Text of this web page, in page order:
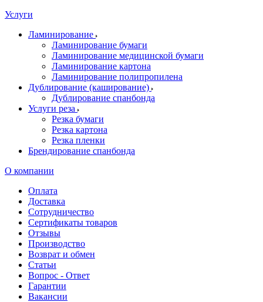
Услуги
Ламинирование
Ламинирование бумаги
Ламинирование медицинской бумаги
Ламинирование картона
Ламинирование полипропилена
Дублирование (каширование)
Дублирование спанбонда
Услуги реза
Резка бумаги
Резка картона
Резка пленки
Брендирование спанбонда
О компании
Оплата
Доставка
Сотрудничество
Сертификаты товаров
Отзывы
Производство
Возврат и обмен
Статьи
Вопрос - Ответ
Гарантии
Вакансии